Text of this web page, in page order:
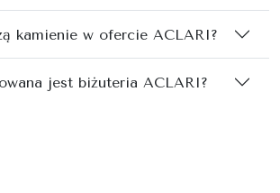
kamienie w ofercie ACLARI?
jest biżuteria ACLARI?